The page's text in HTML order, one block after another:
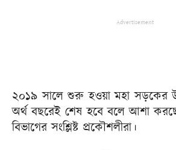
Advertisement
২০১৯ সালে শুরু হওয়া মহা সড়কের
অর্থ বছরেই শেষ হবে বলে আশা
বিভাগের সংশ্লিষ্ট প্রকৌশলীরা।